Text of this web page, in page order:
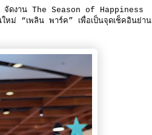
จัดงาน The Season of Happiness
“เพลิน พาร์ค” เพื่อเป็นจุดเช็คอินย่าน